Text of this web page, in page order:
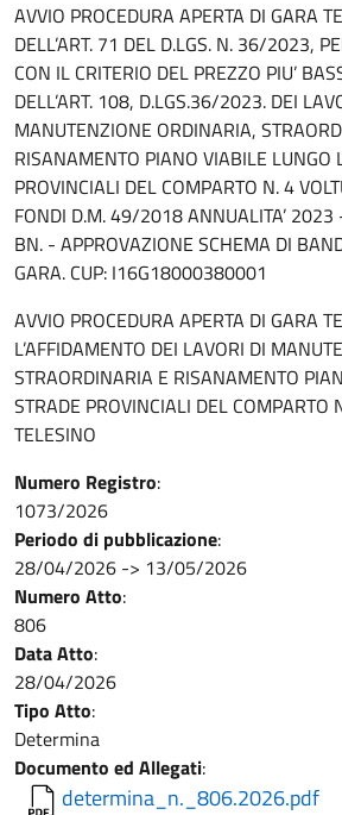
AVVIO PROCEDURA APERTA DI GARA
DELL’ART. 71 DEL D.LGS. N. 36/2023,
CON IL CRITERIO DEL PREZZO PIU’
DELL’ART. 108, D.LGS.36/2023. DEI
MANUTENZIONE ORDINARIA,
RISANAMENTO PIANO VIABILE LUNGO
PROVINCIALI DEL COMPARTO N. 4
FONDI D.M. 49/2018 ANNUALITA’
BN. - APPROVAZIONE SCHEMA DI
GARA. CUP: I16G18000380001
AVVIO PROCEDURA APERTA DI GARA
L’AFFIDAMENTO DEI LAVORI DI
STRAORDINARIA E RISANAMENTO
STRADE PROVINCIALI DEL COMPARTO
TELESINO
Numero Registro:
1073/2026
Periodo di pubblicazione:
28/04/2026 -> 13/05/2026
Numero Atto:
806
Data Atto:
28/04/2026
Tipo Atto:
Determina
Documento ed Allegati:
determina_n._806.2026.pdf